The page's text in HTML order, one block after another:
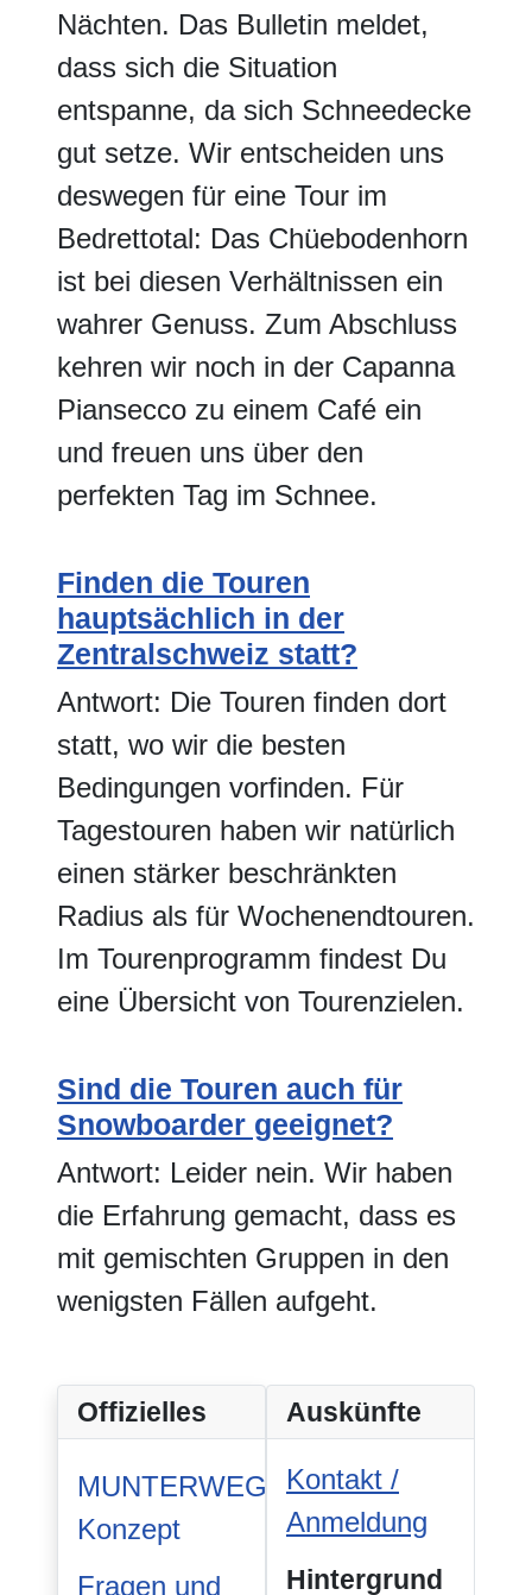
Nächten. Das Bulletin meldet,
dass sich die Situation
entspanne, da sich Schneedecke
gut setze. Wir entscheiden uns
deswegen für eine Tour im
Bedrettotal: Das Chüebodenhorn
ist bei diesen Verhältnissen ein
wahrer Genuss. Zum Abschluss
kehren wir noch in der Capanna
Piansecco zu einem Café ein
und freuen uns über den
perfekten Tag im Schnee.
Finden die Touren
hauptsächlich in der
Zentralschweiz statt?
Antwort: Die Touren finden dort
statt, wo wir die besten
Bedingungen vorfinden. Für
Tagestouren haben wir natürlich
einen stärker beschränkten
Radius als für Wochenendtouren.
Im Tourenprogramm findest Du
eine Übersicht von Tourenzielen.
Sind die Touren auch für
Snowboarder geeignet?
Antwort: Leider nein. Wir haben
die Erfahrung gemacht, dass es
mit gemischten Gruppen in den
wenigsten Fällen aufgeht.
Offizielles
MUNTERWEGS-
Konzept
Fragen und
Auskünfte
Kontakt /
Anmeldung
Hintergrund